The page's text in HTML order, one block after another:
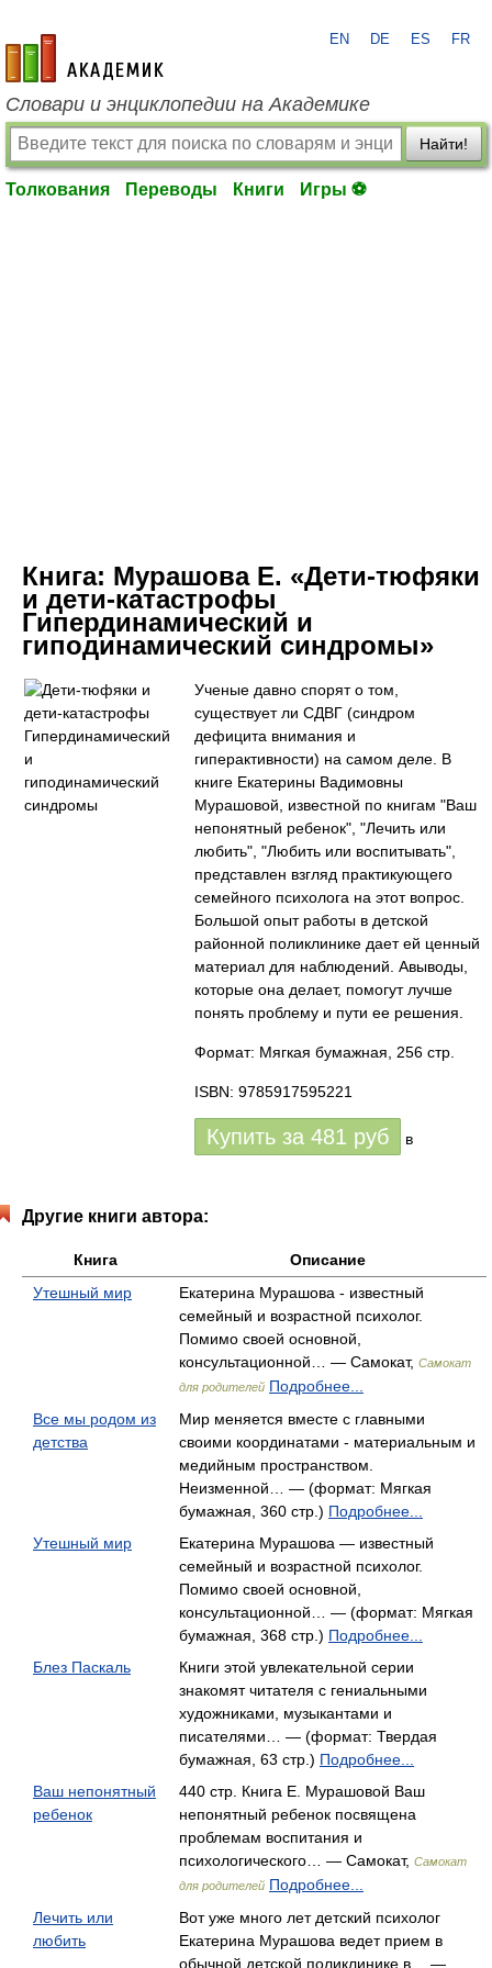
academic.ru
EN DE ES FR
Словари и энциклопедии на Академике
Найти!
Толкования Переводы Книги Игры ⚽
Книга: Мурашова Е. «Дети-тюфяки
и дети-катастрофы
Гипердинамический и
гиподинамический синдромы»
Ученые давно спорят о том,
существует ли СДВГ (синдром
дефицита внимания и
гиперактивности) на самом деле. В
книге Екатерины Вадимовны
Мурашовой, известной по книгам "Ваш
непонятный ребенок", "Лечить или
любить", "Любить или воспитывать",
представлен взгляд практикующего
семейного психолога на этот вопрос.
Большой опыт работы в детской
районной поликлинике дает ей ценный
материал для наблюдений. Авыводы,
которые она делает, помогут лучше
понять проблему и пути ее решения.
Формат: Мягкая бумажная, 256 стр.
ISBN: 9785917595221
Купить за 481 руб в
Другие книги автора:
Книга
Описание
Утешный мир
Екатерина Мурашова - известный
семейный и возрастной психолог.
Помимо своей основной,
консультационной… — Самокат, Самокат
для родителей Подробнее...
Все мы родом из
детства
Мир меняется вместе с главными
своими координатами - материальным и
медийным пространством.
Неизменной… — (формат: Мягкая
бумажная, 360 стр.) Подробнее...
Утешный мир
Екатерина Мурашова — известный
семейный и возрастной психолог.
Помимо своей основной,
консультационной… — (формат: Мягкая
бумажная, 368 стр.) Подробнее...
Блез Паскаль
Книги этой увлекательной серии
знакомят читателя с гениальными
художниками, музыкантами и
писателями… — (формат: Твердая
бумажная, 63 стр.) Подробнее...
Ваш непонятный
ребенок
440 стр. Книга Е. Мурашовой Ваш
непонятный ребенок посвящена
проблемам воспитания и
психологического… — Самокат, Самокат
для родителей Подробнее...
Лечить или
любить
Вот уже много лет детский психолог
Екатерина Мурашова ведет прием в
обычной детской поликлинике в… —